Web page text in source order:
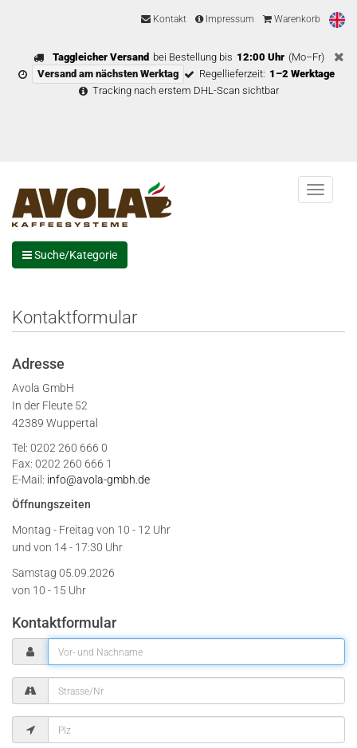
Kontakt Impressum Warenkorb
Taggleicher Versand bei Bestellung bis 12:00 Uhr (Mo–Fr)
Versand am nächsten Werktag
Regellieferzeit: 1–2 Werktage
Tracking nach erstem DHL-Scan sichtbar
Menu
Suche/Kategorie
Kontaktformular
Adresse
Avola GmbH
In der Fleute 52
42389 Wuppertal
Tel: 0202 260 666 0
Fax: 0202 260 666 1
E-Mail: info@avola-gmbh.de
Öffnungszeiten
Montag - Freitag von 10 - 12 Uhr
und von 14 - 17:30 Uhr
Samstag 05.09.2026
von 10 - 15 Uhr
Kontaktformular